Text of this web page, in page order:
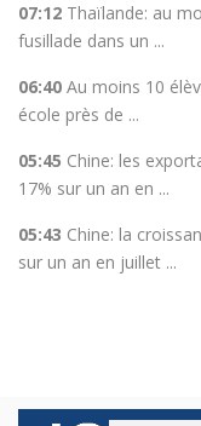
07:12 Thaïlande: au
fusillade dans un ...
06:40 Au moins 10
école près de ...
05:45 Chine: les
17% sur un an en ...
05:43 Chine: la
sur un an en juillet ...